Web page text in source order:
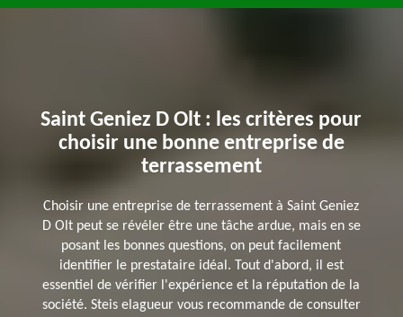
Saint Geniez D Olt : les critères pour
choisir une bonne entreprise de
terrassement
Choisir une entreprise de terrassement à Saint Geniez
D Olt peut se révéler être une tâche ardue, mais en se
posant les bonnes questions, on peut facilement
identifier le prestataire idéal. Tout d'abord, il est
essentiel de vérifier l'expérience et la réputation de la
société. Steis elagueur vous recommande de consulter